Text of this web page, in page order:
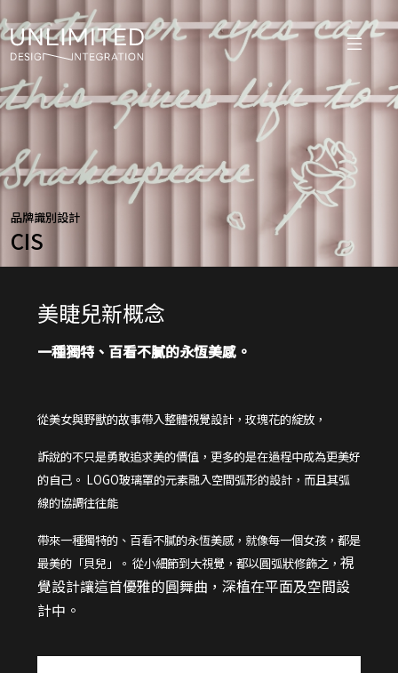
品牌識別設計
CIS
美睫兒新概念
一種獨特、百看不膩的永恆美感 。
從美女與野獸的故事帶入整體視覺設計，玫瑰花的綻放，
訴說的不只是勇敢追求美的價值，更多的是在過程中成為更美好
的自己。 LOGO玻璃罩的元素融入空間弧形的設計，而且其弧
線的協調往往能
帶來一種獨特的、百看不膩的永恆美感，就像每一個女孩，都是
最美的「貝兒」。 從小細節到大視覺，都以圓弧狀修飾之， 視
覺設計讓這首優雅的圓舞曲，深植在平面及空間設
計中。